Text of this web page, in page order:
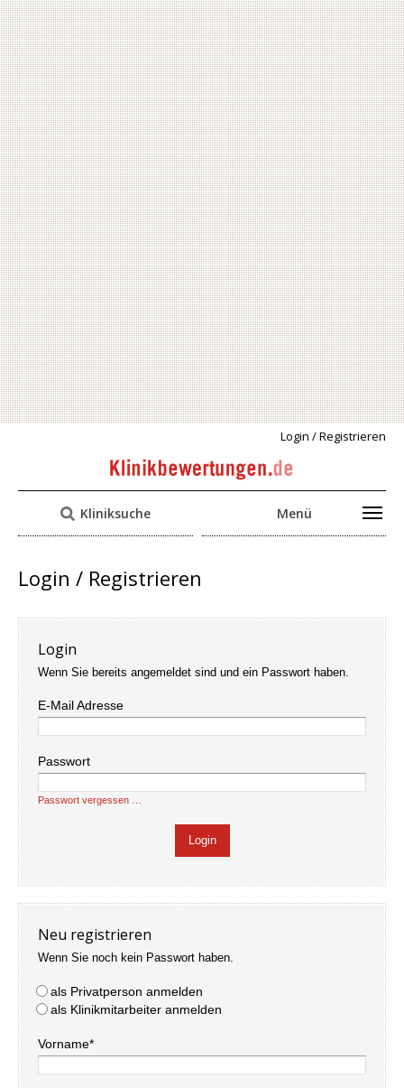
Login / Registrieren
Kliniksuche Menü
Login / Registrieren
Login
Wenn Sie bereits angemeldet sind und ein Passwort haben.
E-Mail Adresse
Passwort
Passwort vergessen …
Neu registrieren
Wenn Sie noch kein Passwort haben.
als Privatperson anmelden
als Klinikmitarbeiter anmelden
Vorname*